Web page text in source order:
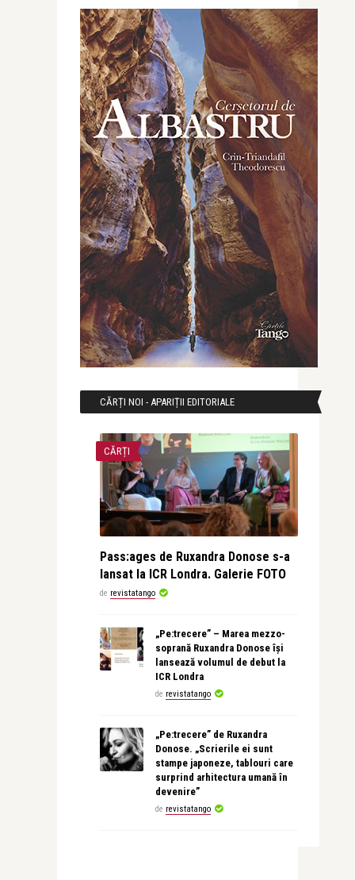
CĂRȚI NOI - APARIȚII EDITORIALE
CĂRȚI
Pass:ages de Ruxandra Donose s-a
lansat la ICR Londra. Galerie FOTO
de revistatango
„Pe:trecere” – Marea mezzo-
soprană Ruxandra Donose își
lansează volumul de debut la
ICR Londra
de revistatango
„Pe:trecere” de Ruxandra
Donose. „Scrierile ei sunt
stampe japoneze, tablouri care
surprind arhitectura umană în
devenire”
de revistatango